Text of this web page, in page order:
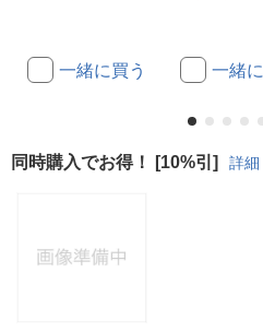
一緒に買う 一緒
同時購入でお得！ [10%引] 詳細